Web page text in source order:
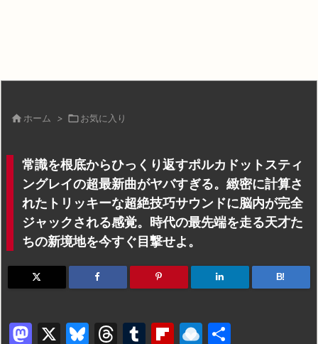
 ホーム > お気に入り
常識を根底からひっくり返すポルカドットスティ
ングレイの超最新曲がヤバすぎる。緻密に計算さ
れたトリッキーな超絶技巧サウンドに脳内が完全
ジャックされる感覚。時代の最先端を走る天才た
ちの新境地を今すぐ目撃せよ。
B!
M X
Bl T
T
Fl R